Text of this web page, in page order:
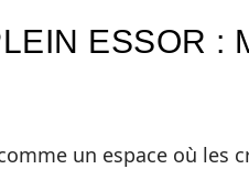
ESSOR :
un espace où les